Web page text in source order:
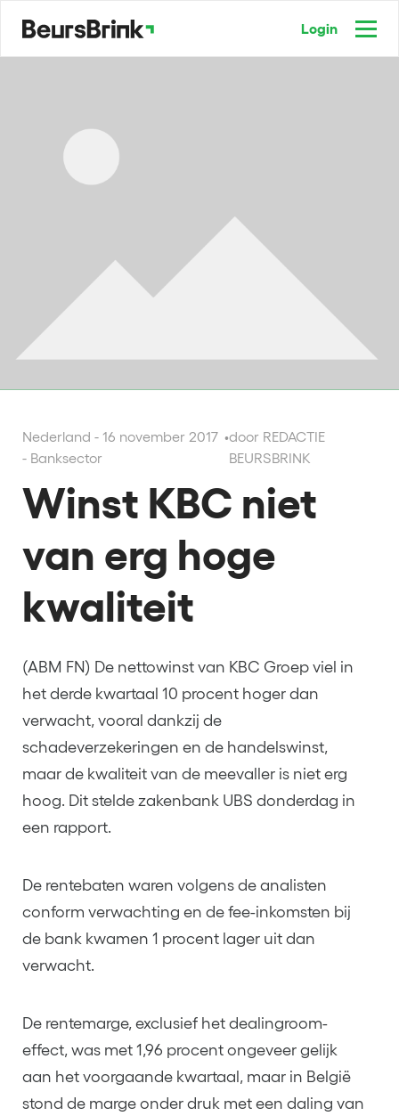
Login
Nederland - 16 november 2017
- Banksector
•door REDACTIE
BEURSBRINK
Winst KBC niet
van erg hoge
kwaliteit
(ABM FN) De nettowinst van KBC Groep viel in
het derde kwartaal 10 procent hoger dan
verwacht, vooral dankzij de
schadeverzekeringen en de handelswinst,
maar de kwaliteit van de meevaller is niet erg
hoog. Dit stelde zakenbank UBS donderdag in
een rapport.
De rentebaten waren volgens de analisten
conform verwachting en de fee-inkomsten bij
de bank kwamen 1 procent lager uit dan
verwacht.
De rentemarge, exclusief het dealingroom-
effect, was met 1,96 procent ongeveer gelijk
aan het voorgaande kwartaal, maar in België
stond de marge onder druk met een daling van